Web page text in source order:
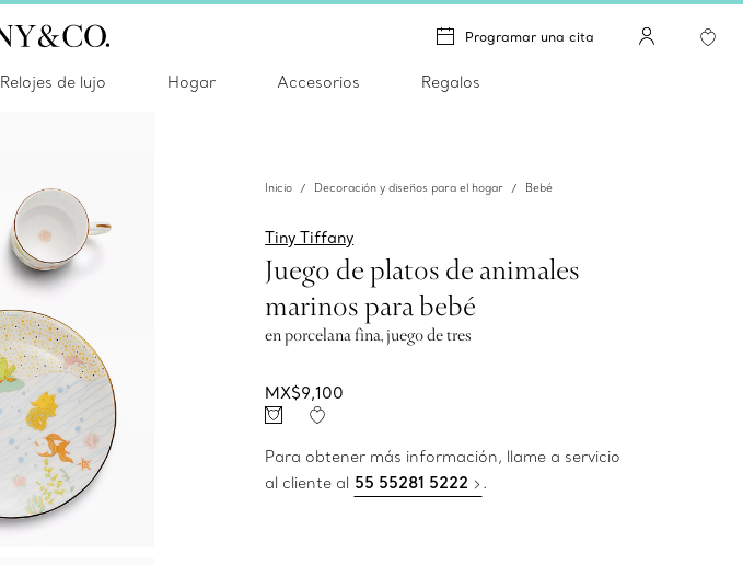
Programar una cita
Relojes de lujo Hogar Accesorios Regalos
Inicio Decoración y diseños para el hogar Bebé
Tiny Tiffany
Juego de platos de animales
marinos para bebé
en porcelana fina, juego de tres
MX$9,100
Para obtener más información, llame a servicio
al cliente al 55 55281 5222 .